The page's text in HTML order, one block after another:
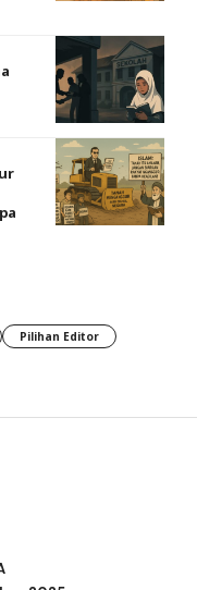
Pilihan Editor